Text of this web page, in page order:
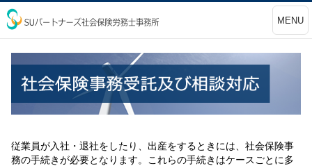
MENU
従業員が入社・退社をしたり、出産をするときには、社会保険事
務の手続きが必要となります。これらの手続きはケースごとに多